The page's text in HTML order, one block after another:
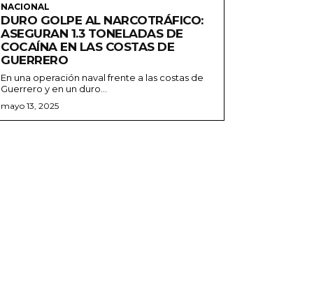
NACIONAL
DURO GOLPE AL NARCOTRÁFICO:
ASEGURAN 1.3 TONELADAS DE
COCAÍNA EN LAS COSTAS DE
GUERRERO
En una operación naval frente a las costas de
Guerrero y en un duro...
mayo 13, 2025